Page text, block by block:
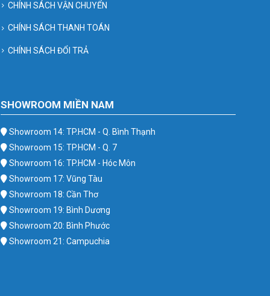
CHÍNH SÁCH VẬN CHUYỂN
CHÍNH SÁCH THANH TOÁN
CHÍNH SÁCH ĐỔI TRẢ
SHOWROOM MIỀN NAM
Showroom 14: TP.HCM - Q. Bình Thạnh
Showroom 15: TP.HCM - Q. 7
Showroom 16: TP.HCM - Hóc Môn
Showroom 17: Vũng Tàu
Showroom 18: Cần Thơ
Showroom 19: Bình Dương
Showroom 20: Bình Phước
Showroom 21: Campuchia